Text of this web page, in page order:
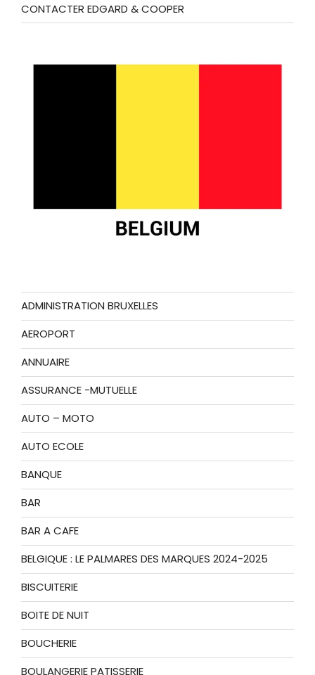
CONTACTER EDGARD & COOPER
ADMINISTRATION BRUXELLES
AEROPORT
ANNUAIRE
ASSURANCE -MUTUELLE
AUTO – MOTO
AUTO ECOLE
BANQUE
BAR
BAR A CAFE
BELGIQUE : LE PALMARES DES MARQUES 2024-2025
BISCUITERIE
BOITE DE NUIT
BOUCHERIE
BOULANGERIE PATISSERIE